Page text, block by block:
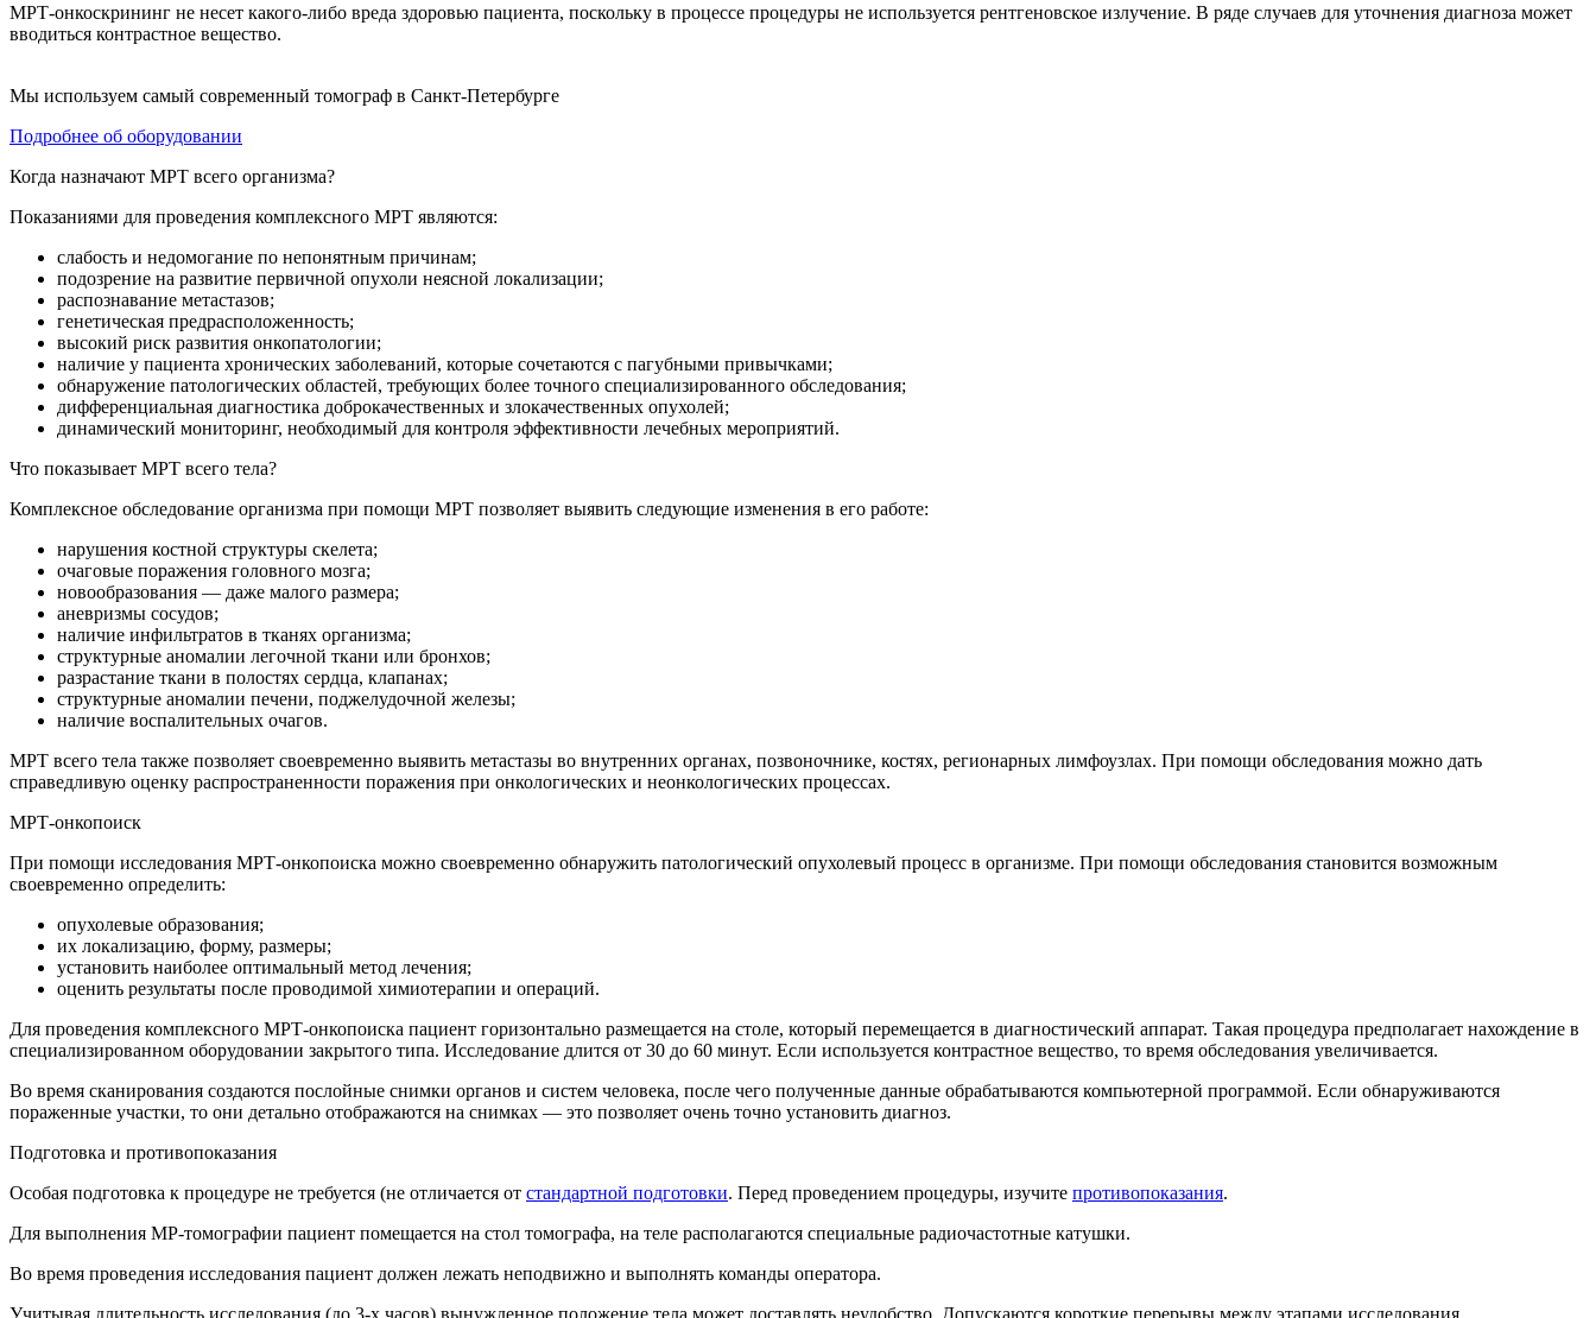
МРТ-онкоскрининг не несет какого-либо вреда здоровью пациента, поскольку в процессе процедуры не используется рентгеновское излучение. В ряде случаев для уточнения диагноза может
вводиться контрастное вещество.
Мы используем самый современный томограф в Санкт-Петербурге
Подробнее об оборудовании
Когда назначают МРТ всего организма?
Показаниями для проведения комплексного МРТ являются:
слабость и недомогание по непонятным причинам;
подозрение на развитие первичной опухоли неясной локализации;
распознавание метастазов;
генетическая предрасположенность;
высокий риск развития онкопатологии;
наличие у пациента хронических заболеваний, которые сочетаются с пагубными привычками;
обнаружение патологических областей, требующих более точного специализированного обследования;
дифференциальная диагностика доброкачественных и злокачественных опухолей;
динамический мониторинг, необходимый для контроля эффективности лечебных мероприятий.
Что показывает МРТ всего тела?
Комплексное обследование организма при помощи МРТ позволяет выявить следующие изменения в его работе:
нарушения костной структуры скелета;
очаговые поражения головного мозга;
новообразования — даже малого размера;
аневризмы сосудов;
наличие инфильтратов в тканях организма;
структурные аномалии легочной ткани или бронхов;
разрастание ткани в полостях сердца, клапанах;
структурные аномалии печени, поджелудочной железы;
наличие воспалительных очагов.
МРТ всего тела также позволяет своевременно выявить метастазы во внутренних органах, позвоночнике, костях, регионарных лимфоузлах. При помощи обследования можно дать
справедливую оценку распространенности поражения при онкологических и неонкологических процессах.
МРТ-онкопоиск
При помощи исследования МРТ-онкопоиска можно своевременно обнаружить патологический опухолевый процесс в организме. При помощи обследования становится возможным
своевременно определить:
опухолевые образования;
их локализацию, форму, размеры;
установить наиболее оптимальный метод лечения;
оценить результаты после проводимой химиотерапии и операций.
Для проведения комплексного МРТ-онкопоиска пациент горизонтально размещается на столе, который перемещается в диагностический аппарат. Такая процедура предполагает нахождение в
специализированном оборудовании закрытого типа. Исследование длится от 30 до 60 минут. Если используется контрастное вещество, то время обследования увеличивается.
Во время сканирования создаются послойные снимки органов и систем человека, после чего полученные данные обрабатываются компьютерной программой. Если обнаруживаются
пораженные участки, то они детально отображаются на снимках — это позволяет очень точно установить диагноз.
Подготовка и противопоказания
Особая подготовка к процедуре не требуется (не отличается от стандартной подготовки. Перед проведением процедуры, изучите противопоказания.
Для выполнения МР-томографии пациент помещается на стол томографа, на теле располагаются специальные радиочастотные катушки.
Во время проведения исследования пациент должен лежать неподвижно и выполнять команды оператора.
Учитывая длительность исследования (до 3-х часов) вынужденное положение тела может доставлять неудобство. Допускаются короткие перерывы между этапами исследования.